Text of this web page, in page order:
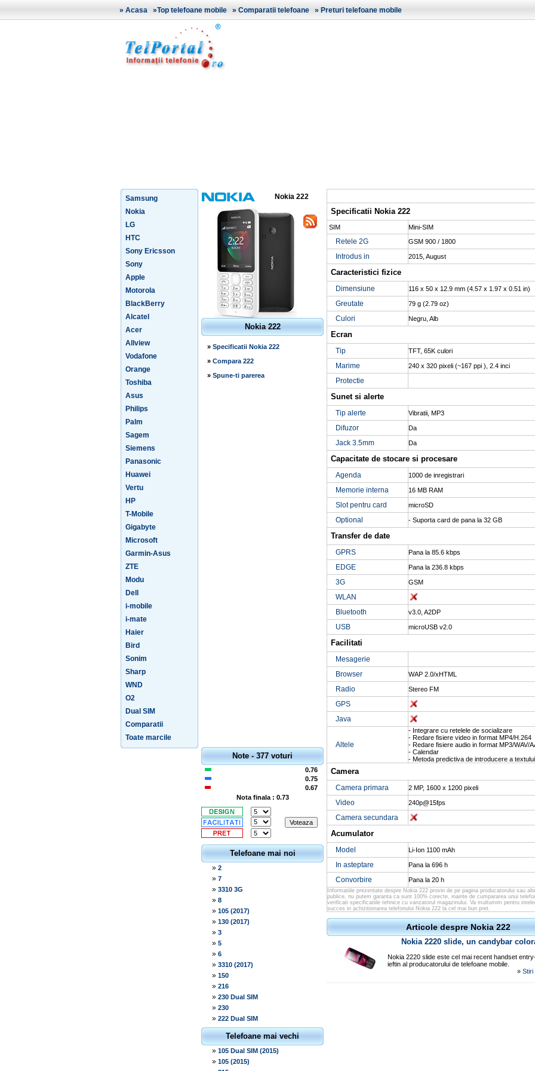
» Acasa »Top telefoane mobile » Comparatii telefoane » Preturi telefoane mobile
Samsung
Nokia
LG
HTC
Sony Ericsson
Sony
Apple
Motorola
BlackBerry
Alcatel
Acer
Allview
Vodafone
Orange
Toshiba
Asus
Philips
Palm
Sagem
Siemens
Panasonic
Huawei
Vertu
HP
T-Mobile
Gigabyte
Microsoft
Garmin-Asus
ZTE
Modu
Dell
i-mobile
i-mate
Haier
Bird
Sonim
Sharp
WND
O2
Dual SIM
Comparatii
Toate marcile
Nokia 222
Nokia 222
» Specificatii Nokia 222
» Compara 222
» Spune-ti parerea
Note - 377 voturi
0.76
0.75
0.67
Nota finala : 0.73
Telefoane mai noi
» 2
» 7
» 3310 3G
» 8
» 105 (2017)
» 130 (2017)
» 3
» 5
» 6
» 3310 (2017)
» 150
» 216
» 230 Dual SIM
» 230
» 222 Dual SIM
Telefoane mai vechi
» 105 Dual SIM (2015)
» 105 (2015)
Specificatii Nokia 222
SIM Mini-SIM
Retele 2G GSM 900 / 1800
Introdus in 2015, August
Caracteristici fizice
Dimensiune 116 x 50 x 12.9 mm (4.57 x 1.97 x 0.51 in)
Greutate 79 g (2.79 oz)
Culori Negru, Alb
Ecran
Tip TFT, 65K culori
Marime 240 x 320 pixeli (~167 ppi ), 2.4 inci
Protectie
Sunet si alerte
Tip alerte Vibratii, MP3
Difuzor Da
Jack 3.5mm Da
Capacitate de stocare si procesare
Agenda 1000 de inregistrari
Memorie interna 16 MB RAM
Slot pentru card microSD
Optional - Suporta card de pana la 32 GB
Transfer de date
GPRS Pana la 85.6 kbps
EDGE Pana la 236.8 kbps
3G GSM
WLAN
Bluetooth
v3.0, A2DP
USB microUSB v2.0
Facilitati
Mesagerie
Browser
WAP 2.0/xHTML
Radio Stereo FM
GPS
Java
Altele
- Integrare cu retelele de socializare
- Redare fisiere video in format MP4/H.264
- Redare fisiere audio in format MP3/WAV/
- Calendar
- Metoda predictiva de introducere a textului
Camera
Camera primara 2 MP, 1600 x 1200 pixeli
Video 240p@15fps
Camera secundara
Acumulator
Model Li-Ion 1100 mAh
In asteptare Pana la 696 h
Convorbire Pana la 20 h
Informatiile prezentate despre Nokia 222 provin de pe pagina producatorului sau
publice, nu putem garanta ca sunt 100% corecte, inainte de cumpararea unui
verificati specificatiile tehnice cu vanzatorul magazinului. Va multumim pentru
succes in achizitionarea telefonului Nokia 222 la cel mai bun pret.
Articole despre Nokia 222
Nokia 2220 slide, un candybar
Nokia 2220 slide este cel mai recent handset
ieftin al producatorului de telefoane mobile.
» Stiri